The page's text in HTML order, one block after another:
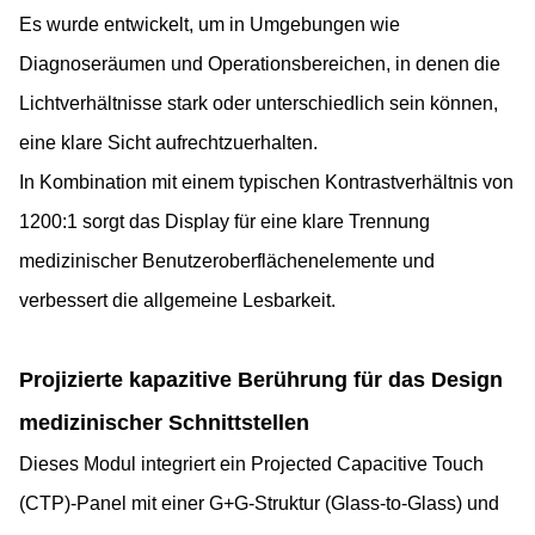
Es wurde entwickelt, um in Umgebungen wie
Diagnoseräumen und Operationsbereichen, in denen die
Lichtverhältnisse stark oder unterschiedlich sein können,
eine klare Sicht aufrechtzuerhalten.
In Kombination mit einem typischen Kontrastverhältnis von
1200:1 sorgt das Display für eine klare Trennung
medizinischer Benutzeroberflächenelemente und
verbessert die allgemeine Lesbarkeit.
Projizierte kapazitive Berührung für das Design
medizinischer Schnittstellen
Dieses Modul integriert ein Projected Capacitive Touch
(CTP)-Panel mit einer G+G-Struktur (Glass-to-Glass) und